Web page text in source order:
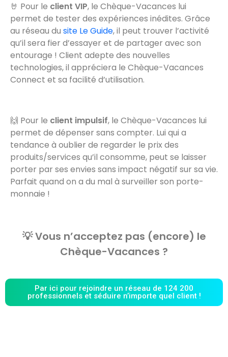
🤘 Pour le client VIP, le Chèque-Vacances lui
permet de tester des expériences inédites. Grâce
au réseau du site Le Guide, il peut trouver l’activité
qu’il sera fier d’essayer et de partager avec son
entourage ! Client adepte des nouvelles
technologies, il appréciera le Chèque-Vacances
Connect et sa facilité d’utilisation.
🙌 Pour le client impulsif, le Chèque-Vacances lui
permet de dépenser sans compter. Lui qui a
tendance à oublier de regarder le prix des
produits/services qu’il consomme, peut se laisser
porter par ses envies sans impact négatif sur sa vie.
Parfait quand on a du mal à surveiller son porte-
monnaie !
💡 Vous n’acceptez pas (encore) le
Chèque-Vacances ?
Par ici pour rejoindre un réseau de 124 200
professionnels et séduire n’importe quel client !